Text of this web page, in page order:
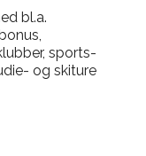
bl.a.
sports-
og skiture